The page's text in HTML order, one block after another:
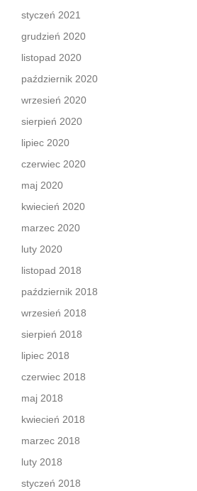
styczeń 2021
grudzień 2020
listopad 2020
październik 2020
wrzesień 2020
sierpień 2020
lipiec 2020
czerwiec 2020
maj 2020
kwiecień 2020
marzec 2020
luty 2020
listopad 2018
październik 2018
wrzesień 2018
sierpień 2018
lipiec 2018
czerwiec 2018
maj 2018
kwiecień 2018
marzec 2018
luty 2018
styczeń 2018